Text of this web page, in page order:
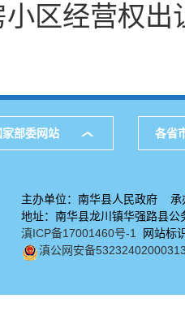
区经营权
部委网站 各省
主办单位：南华县人民政府 承
地址：南华县龙川镇华强路
滇ICP备17001460号-1
网站标
滇公网安备